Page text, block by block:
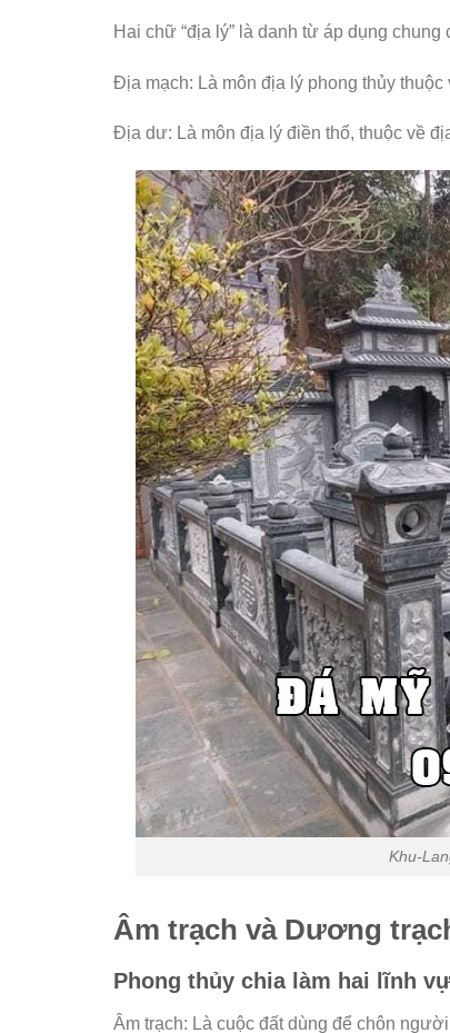
Hai chữ “địa lý” là danh từ áp dụng chung
Địa mạch: Là môn địa lý phong thủy
Địa dư: Là môn địa lý điền thổ, thuộc về
Khu-
Âm trạch và Dương
Phong thủy chia làm hai lĩnh
Âm trạch: Là cuộc đất dùng để chôn